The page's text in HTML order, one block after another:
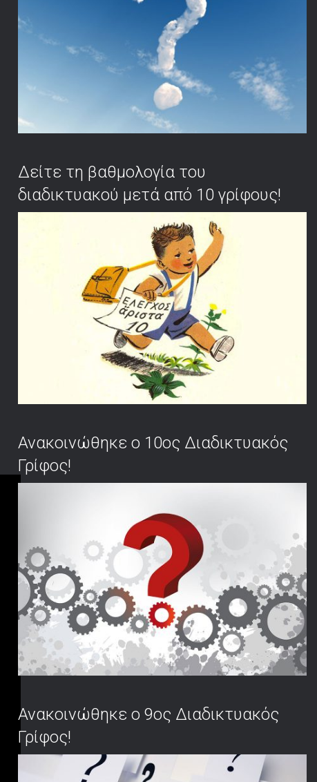
Δείτε τη βαθμολογία του
διαδικτυακού μετά από 10 γρίφους!
Ανακοινώθηκε ο 10ος Διαδικτυακός
Γρίφος!
Ανακοινώθηκε ο 9ος Διαδικτυακός
Γρίφος!